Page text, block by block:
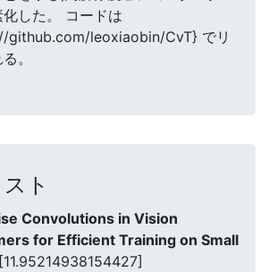
した。 コードは
github.com/leoxiaobin/CvT} でリ
。
ト
Convolutions in Vision
for Efficient Training on Small
[11.95214938154427]